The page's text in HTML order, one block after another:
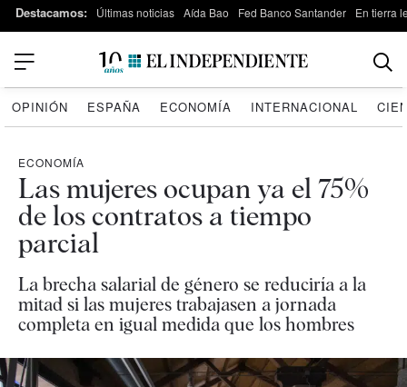
Destacamos: Últimas noticias Aída Bao Fed Banco Santander En tierra
OPINIÓN ESPAÑA ECONOMÍA INTERNACIONAL
ECONOMÍA
Las mujeres ocupan ya el 75%
de los contratos a tiempo
parcial
La brecha salarial de género se reduciría a la
mitad si las mujeres trabajasen a jornada
completa en igual medida que los hombres